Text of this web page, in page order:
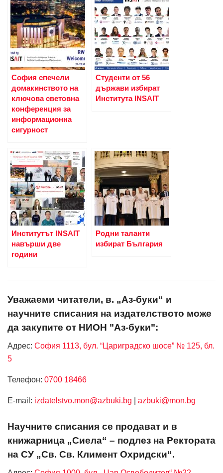
София спечели
домакинството на
ключова световна
конференция за
информационна
сигурност
Студенти от 56
държави избират
Института INSAIT
Институтът INSAIT
навърши две
години
Родни таланти
избират България
Уважаеми читатели, в. „Аз-буки“ и
научните списания на издателството може
да закупите от НИОН "Аз-буки":
Адрес: София 1113, бул. “Цариградско шосе” № 125, бл.
5
Телефон: 0700 18466
Е-mail: izdatelstvo.mon@azbuki.bg azbuki@mon.bg
Научните списания се продават и в
книжарница „Сиела“ – подлез на Ректората
на СУ „Св. Св. Климент Охридски“.